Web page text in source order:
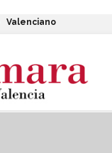
Valenciano